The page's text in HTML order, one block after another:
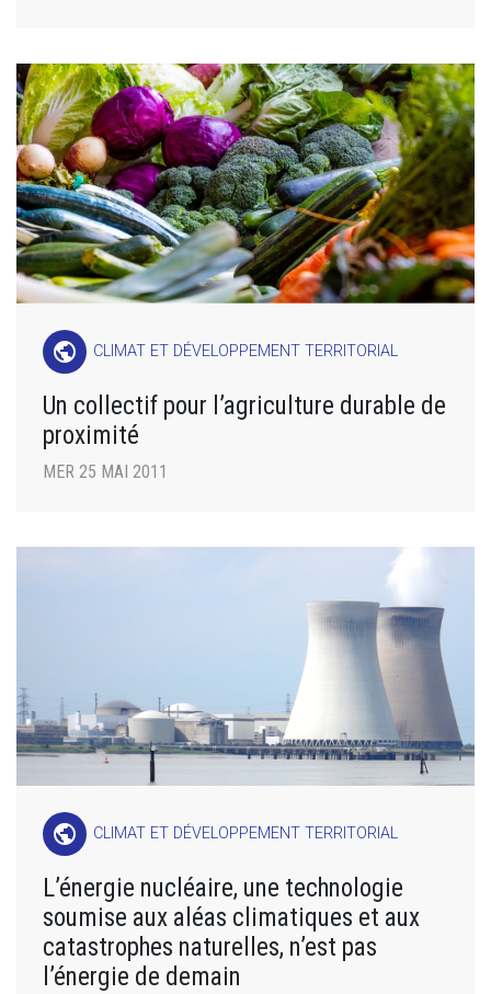
public CLIMAT ET DÉVELOPPEMENT TERRITORIAL
Un collectif pour l’agriculture durable de
proximité
MER 25 MAI 2011
public CLIMAT ET DÉVELOPPEMENT TERRITORIAL
L’énergie nucléaire, une technologie
soumise aux aléas climatiques et aux
catastrophes naturelles, n’est pas
l’énergie de demain